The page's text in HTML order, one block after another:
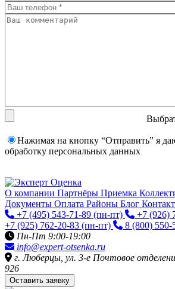
Нажимая на кнопку “Отправить” я
обработку персональных данных
О компании Партнёры Приемка
Документы Оплата Районы Блог
+7 (495) 543-71-89 (пн-пт) +7 (926)
+7 (925) 762-20-83 (пн-пт) 8 (800) 550-
Пн-Пт 9:00-19:00
info@expert-otsenka.ru
г. Люберцы, ул. 3-е Почтовое
926
Оставить заявку